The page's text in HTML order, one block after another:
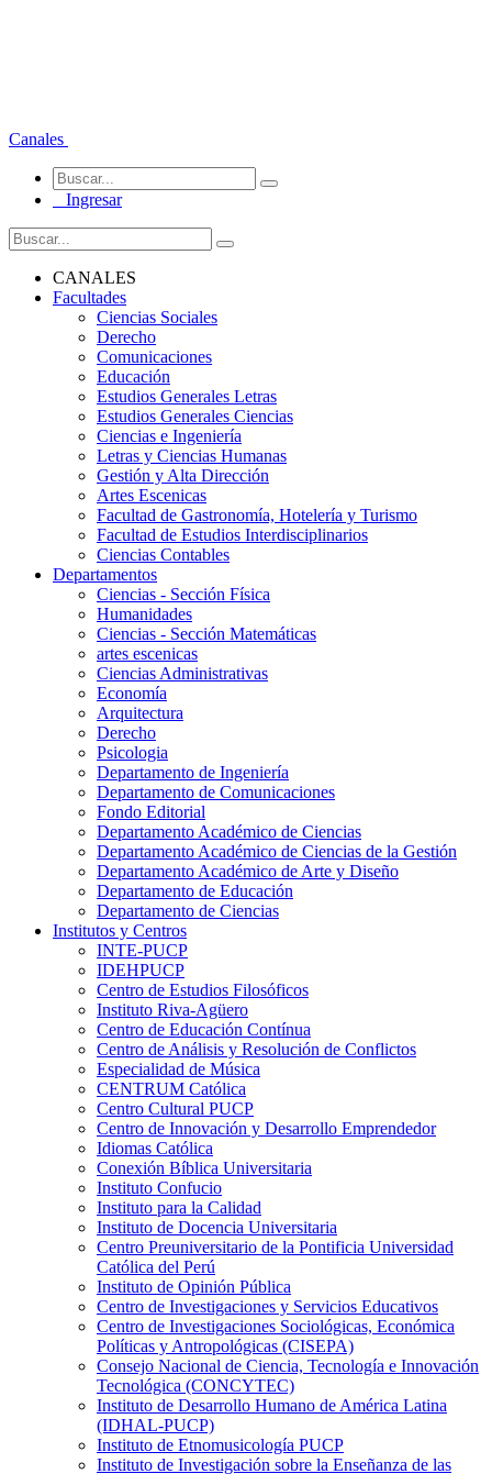
Canales
Ingresar
CANALES
Facultades
Ciencias Sociales
Derecho
Comunicaciones
Educación
Estudios Generales Letras
Estudios Generales Ciencias
Ciencias e Ingeniería
Letras y Ciencias Humanas
Gestión y Alta Dirección
Artes Escenicas
Facultad de Gastronomía, Hotelería y Turismo
Facultad de Estudios Interdisciplinarios
Ciencias Contables
Departamentos
Ciencias - Sección Física
Humanidades
Ciencias - Sección Matemáticas
artes escenicas
Ciencias Administrativas
Economía
Arquitectura
Derecho
Psicologia
Departamento de Ingeniería
Departamento de Comunicaciones
Fondo Editorial
Departamento Académico de Ciencias
Departamento Académico de Ciencias de la Gestión
Departamento Académico de Arte y Diseño
Departamento de Educación
Departamento de Ciencias
Institutos y Centros
INTE-PUCP
IDEHPUCP
Centro de Estudios Filosóficos
Instituto Riva-Agüero
Centro de Educación Contínua
Centro de Análisis y Resolución de Conflictos
Especialidad de Música
CENTRUM Católica
Centro Cultural PUCP
Centro de Innovación y Desarrollo Emprendedor
Idiomas Católica
Conexión Bíblica Universitaria
Instituto Confucio
Instituto para la Calidad
Instituto de Docencia Universitaria
Centro Preuniversitario de la Pontificia Universidad
Católica del Perú
Instituto de Opinión Pública
Centro de Investigaciones y Servicios Educativos
Centro de Investigaciones Sociológicas, Económica
Políticas y Antropológicas (CISEPA)
Consejo Nacional de Ciencia, Tecnología e Innovación
Tecnológica (CONCYTEC)
Instituto de Desarrollo Humano de América Latina
(IDHAL-PUCP)
Instituto de Etnomusicología PUCP
Instituto de Investigación sobre la Enseñanza de las